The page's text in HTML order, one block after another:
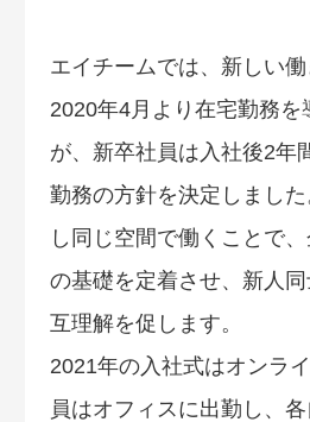
エイチームでは、新しい
2020年4月より在宅勤務を
が、新卒社員は入社後2年
勤務の方針を決定しまし
し同じ空間で働くことで
の基礎を定着させ、新人
互理解を促します。
2021年の入社式はオンラ
員はオフィスに出勤し、